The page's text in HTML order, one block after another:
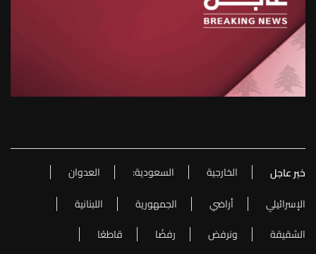
خبر عاجل الخارجية السعودية:
العدوان
الإسرائيلي
أراضي الجمهورية
اللبنانية
الشقيقة
ونرفض رفضًا
قاطعًا